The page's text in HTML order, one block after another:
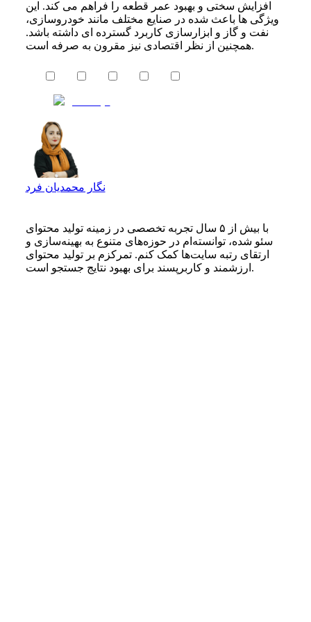
افزایش سختی و بهبود عمر قطعه را فراهم می کند. این
ویژگی ها باعث شده در صنایع مختلف مانند خودروسازی،
نفت و گاز و ابزارسازی کاربرد گسترده ای داشته باشد.
همچنین از نظر اقتصادی نیز مقرون به صرفه است.
نگار محمدیان فرد
با بیش از ۵ سال تجربه تخصصی در زمینه تولید محتوای
سئو شده، توانسته‌ام در حوزه‌های متنوع به بهینه‌سازی و
ارتقای رتبه سایت‌ها کمک کنم. تمرکزم بر تولید محتوای
ارزشمند و کاربرپسند برای بهبود نتایج جستجو است.